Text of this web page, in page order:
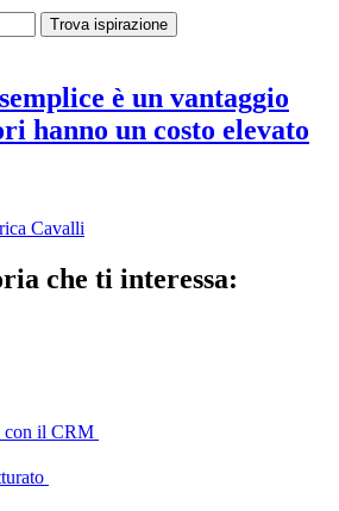
è un vantaggio
hanno un costo elevato
Cavalli
che ti interessa:
con il CRM